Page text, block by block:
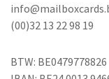
(00)32 13 22 98 19
BTW: BE0479778826